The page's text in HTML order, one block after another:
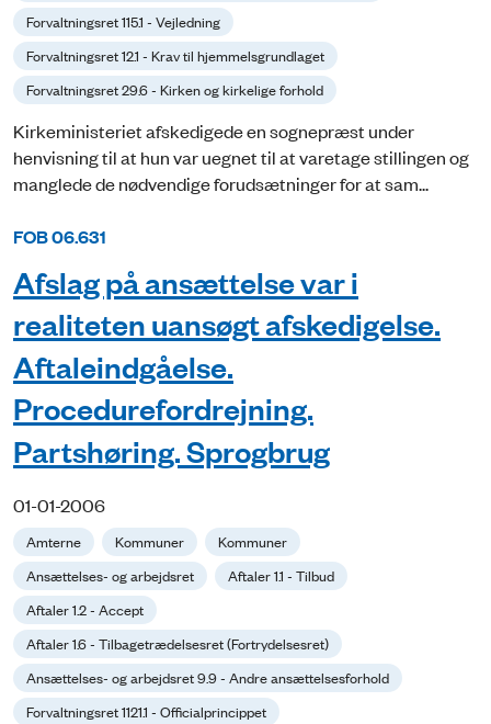
Forvaltningsret 115.1 - Vejledning
Forvaltningsret 12.1 - Krav til hjemmelsgrundlaget
Forvaltningsret 29.6 - Kirken og kirkelige forhold
Kirkeministeriet afskedigede en sognepræst under
henvisning til at hun var uegnet til at varetage stillingen og
manglede de nødvendige forudsætninger for at sam...
FOB 06.631
Afslag på ansættelse var i
realiteten uansøgt afskedigelse.
Aftaleindgåelse.
Procedurefordrejning.
Partshøring. Sprogbrug
01-01-2006
Amterne Kommuner
Kommuner
Ansættelses- og arbejdsret
Aftaler 1.1 - Tilbud
Aftaler 1.2 - Accept
Aftaler 1.6 - Tilbagetrædelsesret (Fortrydelsesret)
Ansættelses- og arbejdsret 9.9 - Andre ansættelsesforhold
Forvaltningsret 1121.1 - Officialprincippet